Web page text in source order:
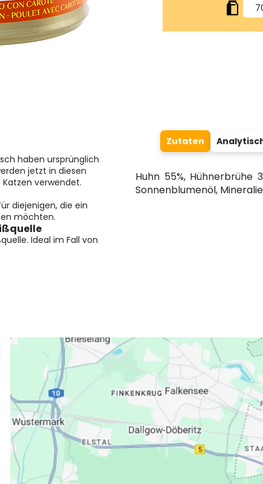
haben ursprünglich
jetzt in diesen
verwendet.
diejenigen, die ein
möchten.
Ideal im Fall von
Zutaten
Huhn 55%, Hühnerbrühe
Sonnenblumenöl,